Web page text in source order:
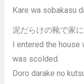
Kare wa sobakasu
泥だらけの靴で家
I entered the
was scolded.
Doro darake no